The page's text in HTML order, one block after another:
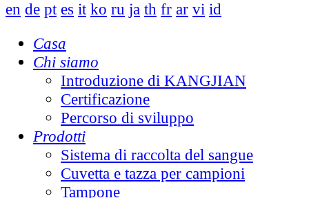
en de pt es it ko ru ja th fr ar vi id
Casa
Chi siamo
Introduzione di KANGJIAN
Certificazione
Percorso di sviluppo
Prodotti
Sistema di raccolta del sangue
Cuvetta e tazza per campioni
Tampone